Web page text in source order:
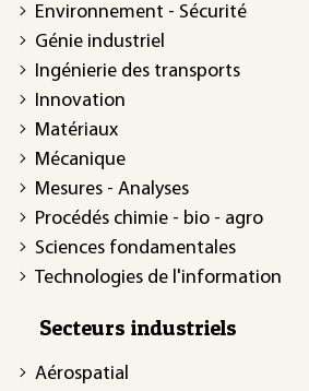
Environnement - Sécurité
Génie industriel
Ingénierie des transports
Innovation
Matériaux
Mécanique
Mesures - Analyses
Procédés chimie - bio - agro
Sciences fondamentales
Technologies de l'information
Secteurs industriels
Aérospatial